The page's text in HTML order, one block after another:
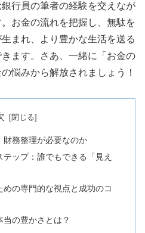
行員の筆者の経験を交えなが
お金の流れを把握し、無駄を
まれ、より豊かな生活を送る
ます。さあ、一緒に「お金の
悩みから解放されましょう！
財務整理が必要なのか
ップ：誰でもできる「見え
の専門的な視点と成功のコ
の豊かさとは？